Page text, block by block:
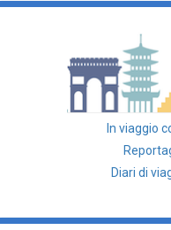
In viaggio
Diari di